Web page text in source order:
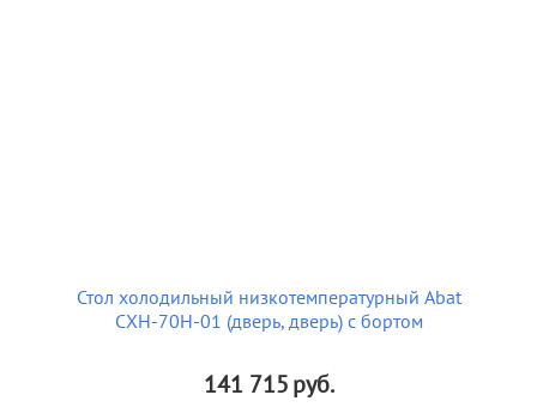
Стол холодильный низкотемпературный Abat
СХН-70Н-01 (дверь, дверь) с бортом
141 715руб.